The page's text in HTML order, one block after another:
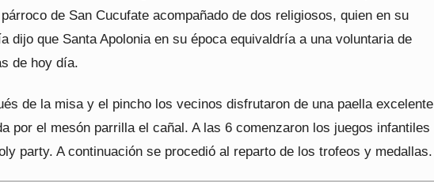
de San Cucufate acompañado de dos religiosos, quien en su
dijo que Santa Apolonia en su época equivaldría a una voluntaria de
de hoy día.
de la misa y el pincho los vecinos disfrutaron de una paella excelente
por el mesón parrilla el cañal. A las 6 comenzaron los juegos infantiles
party. A continuación se procedió al reparto de los trofeos y medallas.